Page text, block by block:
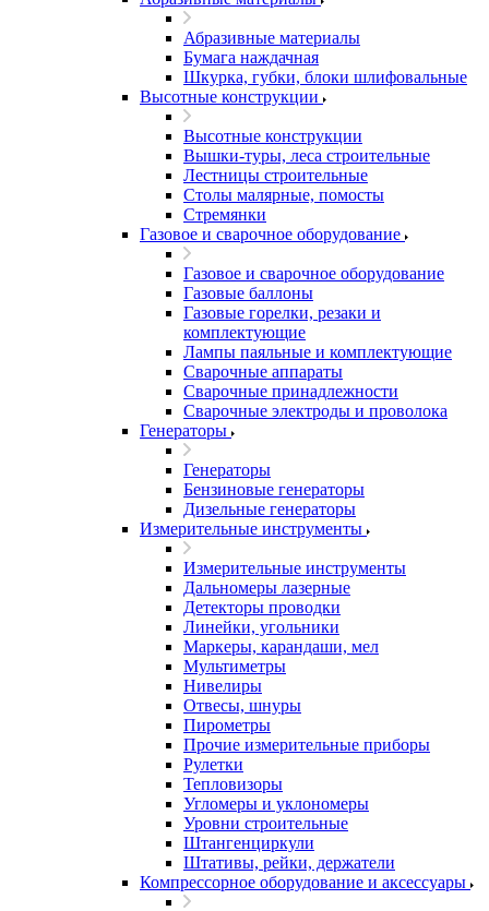
Абразивные материалы
Бумага наждачная
Шкурка, губки, блоки шлифовальные
Высотные конструкции
Высотные конструкции
Вышки-туры, леса строительные
Лестницы строительные
Столы малярные, помосты
Стремянки
Газовое и сварочное оборудование
Газовое и сварочное оборудование
Газовые баллоны
Газовые горелки, резаки и
комплектующие
Лампы паяльные и комплектующие
Сварочные аппараты
Сварочные принадлежности
Сварочные электроды и проволока
Генераторы
Генераторы
Бензиновые генераторы
Дизельные генераторы
Измерительные инструменты
Измерительные инструменты
Дальномеры лазерные
Детекторы проводки
Линейки, угольники
Маркеры, карандаши, мел
Мультиметры
Нивелиры
Отвесы, шнуры
Пирометры
Прочие измерительные приборы
Рулетки
Тепловизоры
Угломеры и уклономеры
Уровни строительные
Штангенциркули
Штативы, рейки, держатели
Компрессорное оборудование и аксессуары